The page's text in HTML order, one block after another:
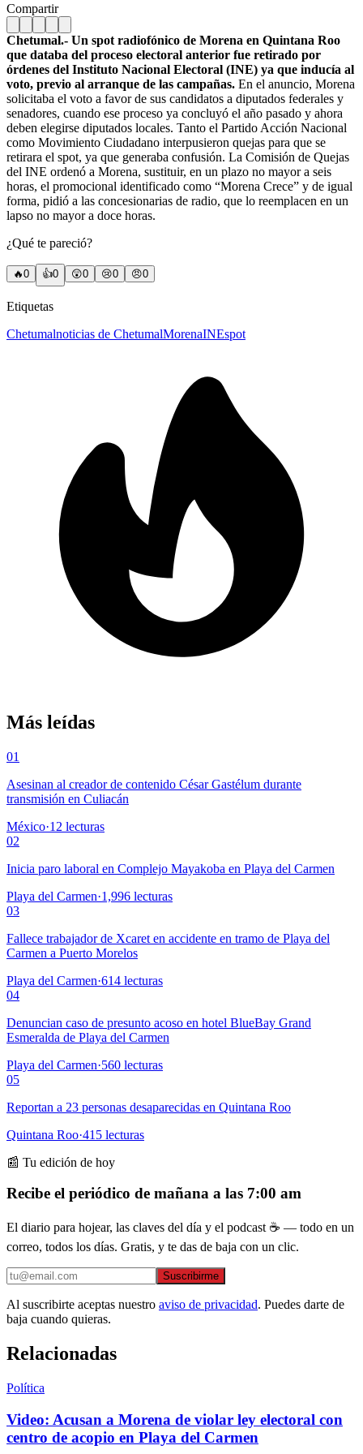
Compartir
Chetumal.- Un spot radiofónico de Morena en Quintana Roo
que databa del proceso electoral anterior fue retirado por
órdenes del Instituto Nacional Electoral (INE) ya que inducía al
voto, previo al arranque de las campañas. En el anuncio, Morena
solicitaba el voto a favor de sus candidatos a diputados federales y
senadores, cuando ese proceso ya concluyó el año pasado y ahora
deben elegirse diputados locales. Tanto el Partido Acción Nacional
como Movimiento Ciudadano interpusieron quejas para que se
retirara el spot, ya que generaba confusión. La Comisión de Quejas
del INE ordenó a Morena, sustituir, en un plazo no mayor a seis
horas, el promocional identificado como “Morena Crece” y de igual
forma, pidió a las concesionarias de radio, que lo reemplacen en un
lapso no mayor a doce horas.
¿Qué te pareció?
🔥0 👍0 😲0 😢0 😠0
Etiquetas
Chetumalnoticias de ChetumalMorenaINEspot
Más leídas
01
Asesinan al creador de contenido César Gastélum durante
transmisión en Culiacán
México·12 lecturas
02
Inicia paro laboral en Complejo Mayakoba en Playa del Carmen
Playa del Carmen·1,996 lecturas
03
Fallece trabajador de Xcaret en accidente en tramo de Playa del
Carmen a Puerto Morelos
Playa del Carmen·614 lecturas
04
Denuncian caso de presunto acoso en hotel BlueBay Grand
Esmeralda de Playa del Carmen
Playa del Carmen·560 lecturas
05
Reportan a 23 personas desaparecidas en Quintana Roo
Quintana Roo·415 lecturas
📰 Tu edición de hoy
Recibe el periódico de mañana a las 7:00 am
El diario para hojear, las claves del día y el podcast ☕ — todo en un
correo, todos los días. Gratis, y te das de baja con un clic.
Suscribirme
Al suscribirte aceptas nuestro aviso de privacidad. Puedes darte de
baja cuando quieras.
Relacionadas
Política
Video: Acusan a Morena de violar ley electoral con
centro de acopio en Playa del Carmen